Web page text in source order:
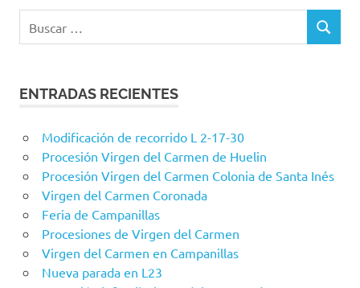
BUSCAR
ENTRADAS RECIENTES
Modificación de recorrido L 2-17-30
Procesión Virgen del Carmen de Huelin
Procesión Virgen del Carmen Colonia de Santa Inés
Virgen del Carmen Coronada
Feria de Campanillas
Procesiones de Virgen del Carmen
Virgen del Carmen en Campanillas
Nueva parada en L23